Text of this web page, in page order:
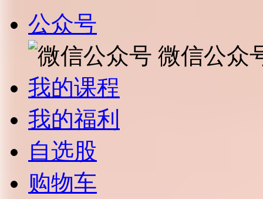
公众号
微信公众
我的课程
我的福利
自选股
购物车